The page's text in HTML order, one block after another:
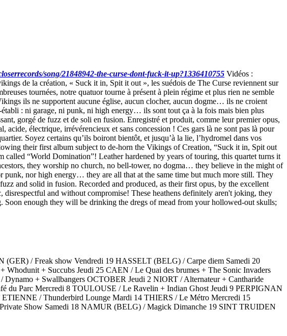
song/21848942-the-curse-dont-fuck-it-up?1336410755 Vidéos :
de la création, « Suck it in, Spit it out », les suédois de The Curse reviennent sur
tournées, notre quatuor tourne à présent à plein régime et plus rien ne semble
ils ne supportent aucune église, aucun clocher, aucun dogme… ils ne croient
: ni garage, ni punk, ni high energy… ils sont tout ça à la fois mais bien plus
gorgé de fuzz et de soli en fusion. Enregistré et produit, comme leur premier opus,
électrique, irrévérencieux et sans concession ! Ces gars là ne sont pas là pour
Soyez certains qu’ils boiront bientôt, et jusqu’à la lie, l’hydromel dans vos
their first album subject to de-horn the Vikings of Creation, “Suck it in, Spit out
“World Domination”! Leather hardened by years of touring, this quartet turns it
they worship no church, no bell-tower, no dogma… they believe in the might of
nor high energy… they are all that at the same time but much more still. They
and solid in fusion. Recorded and produced, as their first opus, by the excellent
and without compromise! These heathens definitely aren't joking, they
enough they will be drinking the dregs of mead from your hollowed-out skulls;
/ Freak show Vendredi 19 HASSELT (BELG) / Carpe diem Samedi 20
+ Succubs Jeudi 25 CAEN / Le Quai des brumes + The Sonic Invaders
+ Swallbangers OCTOBER Jeudi 2 NIORT / Alternateur + Cantharide
du Parc Mercredi 8 TOULOUSE / Le Ravelin + Indian Ghost Jeudi 9 PERPIGNAN
/ Thunderbird Lounge Mardi 14 THIERS / Le Métro Mercredi 15
Show Samedi 18 NAMUR (BELG) / Magick Dimanche 19 SINT TRUIDEN